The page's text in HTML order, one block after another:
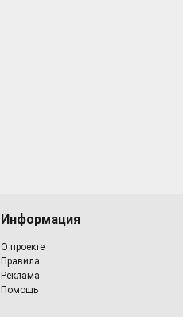
Информация
О проекте
Правила
Реклама
Помощь